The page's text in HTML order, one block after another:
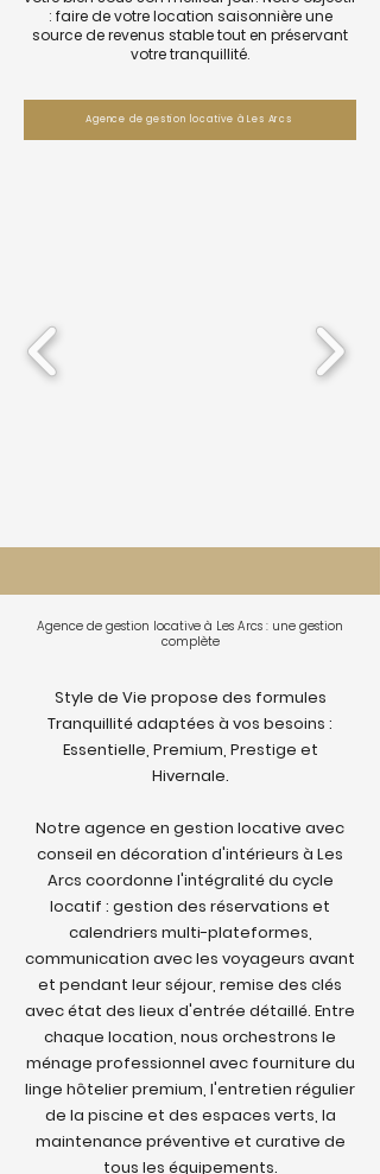
: faire de votre location saisonnière une
source de revenus stable tout en préservant
votre tranquillité.
Agence de gestion locative à Les Arcs
Agence de gestion locative à Les Arcs : une gestion
complète
Style de Vie propose des formules
Tranquillité adaptées à vos besoins :
Essentielle, Premium, Prestige et
Hivernale.
Notre agence en gestion locative avec
conseil en décoration d'intérieurs à Les
Arcs coordonne l'intégralité du cycle
locatif : gestion des réservations et
calendriers multi-plateformes,
communication avec les voyageurs avant
et pendant leur séjour, remise des clés
avec état des lieux d'entrée détaillé. Entre
chaque location, nous orchestrons le
ménage professionnel avec fourniture du
linge hôtelier premium, l'entretien régulier
de la piscine et des espaces verts, la
maintenance préventive et curative de
tous les équipements.